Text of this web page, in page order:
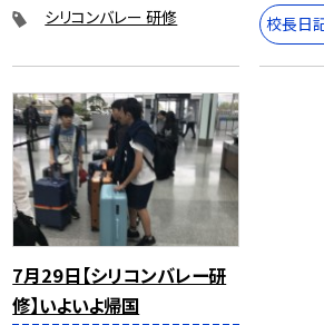
シリコンバレー 研修
校長日
7月29日【シリコンバレー研
修】いよいよ帰国